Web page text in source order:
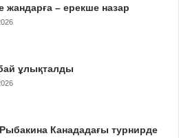
жандарға – ерекше назар
ұлықталды
Канададағы турнирде